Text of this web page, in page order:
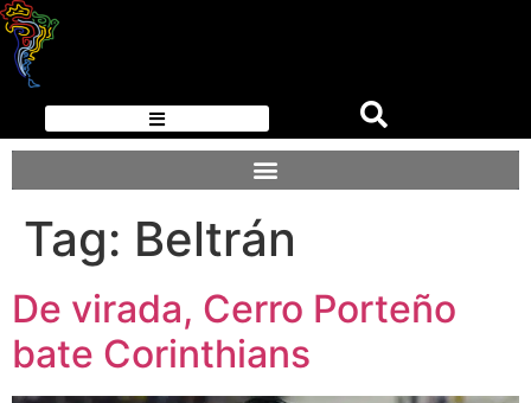
Tag: Beltrán
De virada, Cerro Porteño
bate Corinthians